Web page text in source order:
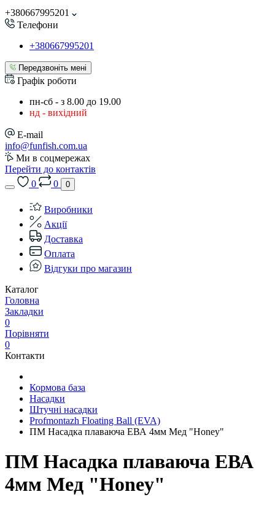
+380667995201
Телефони
+380667995201
Передзвоніть мені
Графік роботи
пн-сб - з 8.00 до 19.00
нд - вихідний
E-mail
info@funfish.com.ua
Ми в соцмережах
Перейти до контактів
0
0 0
Виробники
Акції
Доставка
Оплата
Відгуки про магазин
Каталог
Головна
Закладки
0
Порівняти
0
Контакти
Кормова база
Насадки
Штучні насадки
Profmontazh Floating Ball (EVA)
ПМ Насадка плаваюча ЕВА 4мм Мед "Honey"
ПМ Насадка плаваюча ЕВА
4мм Мед "Honey"